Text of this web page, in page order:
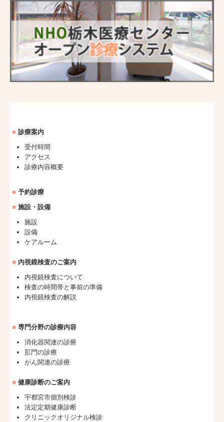
■ 診療案内
受付時間
アクセス
診療内容概要
■ 予約診療
■ 施設・設備
施設
設備
ケアルーム
■ 内視鏡検査のご案内
内視鏡検査について
検査の時間帯と事前の準備
内視鏡検査の解説
■ 専門分野の診療内容
消化器関連の診療
肛門の診療
がん関連の診療
■ 健康診断のご案内
宇都宮市個別検診
法定定期健康診断
クリニックオリジナル検診